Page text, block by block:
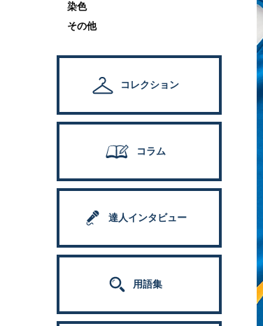
染色
その他
コレクション
コラム
達人インタビュー
用語集